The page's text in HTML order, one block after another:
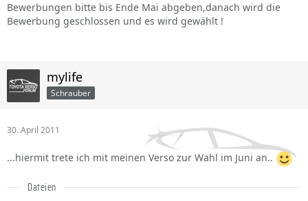
Bewerbungen bitte bis Ende Mai abgeben,danach wird die
Bewerbung geschlossen und es wird gewählt !
mylife
Schrauber
30. April 2011
...hiermit trete ich mit meinen Verso zur Wahl im Juni an..
Dateien